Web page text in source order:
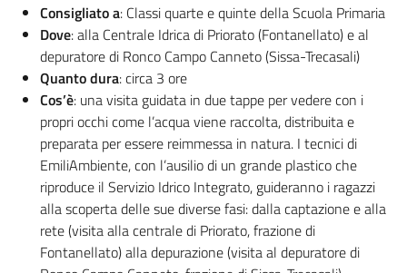
Consigliato a: Classi quarte e quinte della Scuola Primaria
Dove: alla Centrale Idrica di Priorato (Fontanellato) e al
depuratore di Ronco Campo Canneto (Sissa-Trecasali)
Quanto dura: circa 3 ore
Cos’è: una visita guidata in due tappe per vedere con i
propri occhi come l’acqua viene raccolta, distribuita e
preparata per essere reimmessa in natura. I tecnici di
EmiliAmbiente, con l’ausilio di un grande plastico che
riproduce il Servizio Idrico Integrato, guideranno i ragazzi
alla scoperta delle sue diverse fasi: dalla captazione e alla
rete (visita alla centrale di Priorato, frazione di
Fontanellato) alla depurazione (visita al depuratore di